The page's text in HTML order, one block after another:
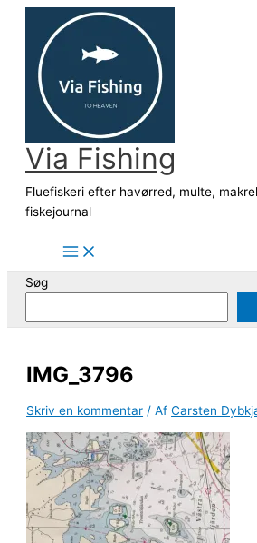
indholdet
Via Fishing
Fluefiskeri efter havørred, multe,
fiskejournal
Søg
IMG_3796
Skriv en kommentar / AfCarsten